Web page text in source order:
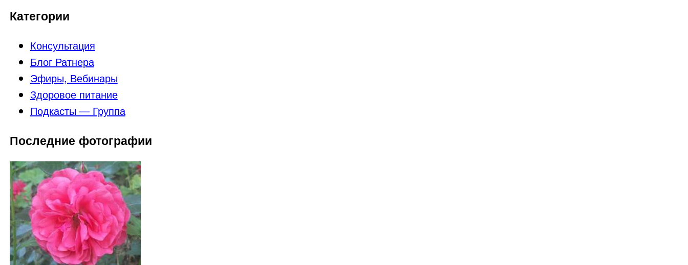
Категории
Консультация
Блог Ратнера
Эфиры, Вебинары
Здоровое питание
Подкасты — Группа
Последние фотографии